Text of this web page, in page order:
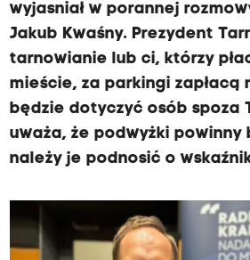
wyjasniał w porannej
Jakub Kwaśny. Prezydent
tarnowianie lub ci, którzy
mieście, za parkingi zapłacą
będzie dotyczyć osób spoza
uważa, że podwyżki powinny
należy je podnosić o